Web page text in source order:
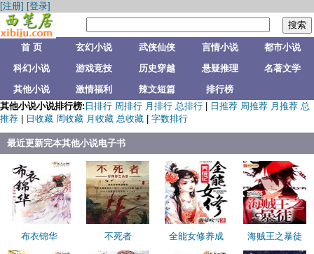
[注册] [登录]
首 页 玄幻小说 武侠仙侠 言情小说
都市小说
科幻小说
游戏竞技 历史穿越 悬疑推理
名著文学
其他小说
激情福利 辣文短篇
排行榜
其他小说小说排行榜: 日排行 周排行 月排行 总排行 日推荐 周推荐 月推荐 总
推荐
日收藏 周收藏 月收藏 总收藏 字数排行
最近更新完本其他小说电子书
布衣锦华 不死者 全能女修养成 海贼王之暴徒